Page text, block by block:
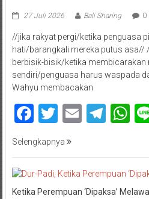
27 Juli 2026 Bali Sharing 0
//jika rakyat pergi/ketika penguasa
hati/barangkali mereka putus asa//
berbisik-bisik/ketika membicarakan
sendiri/penguasa harus waspada
Wahyu membacakan
Facebook
Twitter
Email
Selengkapnya
Ketika Perempuan ‘Dipaksa’